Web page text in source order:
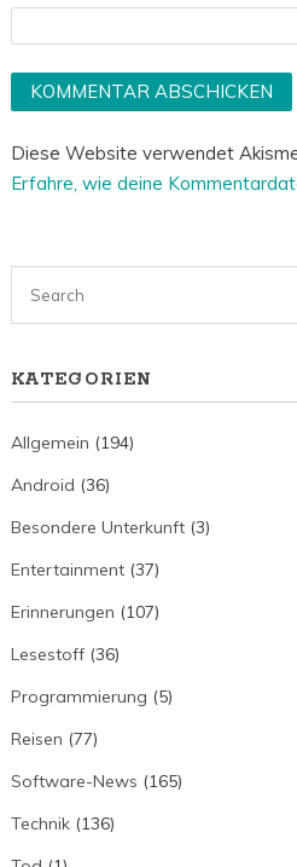
Diese Website verwendet
Erfahre, wie deine
KATEGORIEN
Allgemein (194)
Android (36)
Besondere Unterkunft(3)
Entertainment(37)
Erinnerungen (107)
Lesestoff(36)
Programmierung (5)
Reisen (77)
Software-News (165)
Technik(136)